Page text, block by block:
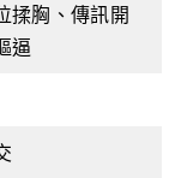
揉胸、傳訊開
逼